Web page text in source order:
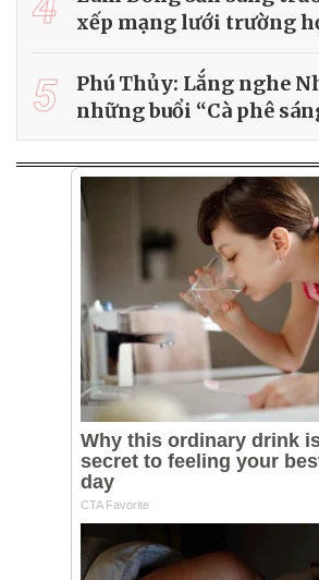
xếp mạng lưới trường
5
Phú Thủy: Lắng nghe
những buổi “Cà phê